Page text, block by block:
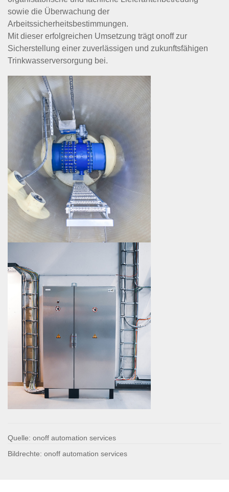
sowie die Überwachung der
Arbeitssicherheitsbestimmungen.
Mit dieser erfolgreichen Umsetzung trägt onoff zur
Sicherstellung einer zuverlässigen und zukunftsfähigen
Trinkwasserversorgung bei.
Quelle: onoff automation services
Bildrechte: onoff automation services